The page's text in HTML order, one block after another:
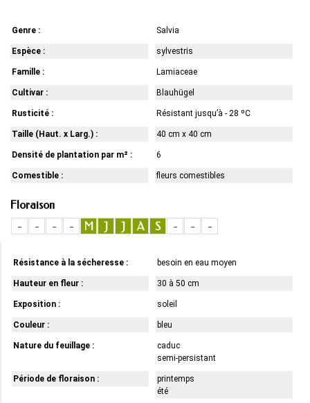
Genre : Salvia
Espèce : sylvestris
Famille : Lamiaceae
Cultivar : Blauhügel
Rusticité : Résistant jusqu’à - 28 ºC
Taille (Haut. x Larg.) : 40 cm x 40 cm
Densité de plantation par m² : 6
Comestible : fleurs comestibles
Floraison
-
- - - M J J A S - - -
Résistance à la sécheresse : besoin en eau moyen
Hauteur en fleur : 30 à 50 cm
Exposition : soleil
Couleur : bleu
Nature du feuillage :
caduc
semi-persistant
Période de floraison :
printemps
été